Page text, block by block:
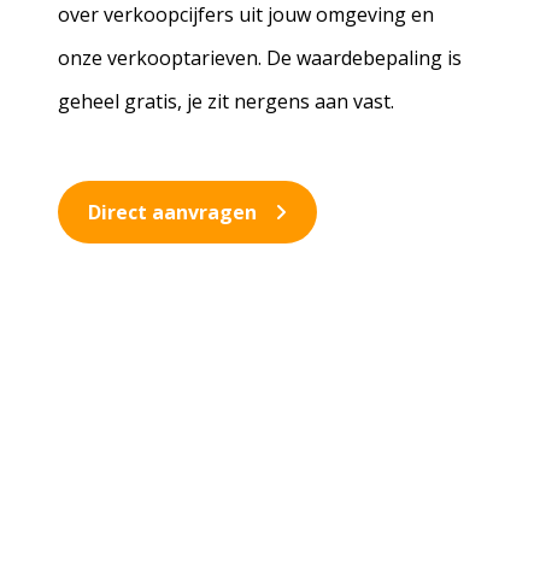
over verkoopcijfers uit jouw omgeving en
onze verkooptarieven. De waardebepaling is
geheel gratis, je zit nergens aan vast.
Direct aanvragen